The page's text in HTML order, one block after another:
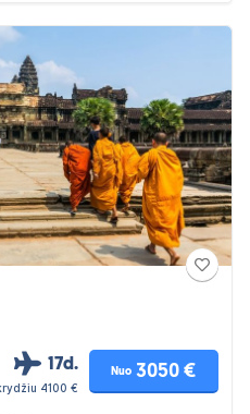
17d.
4100 €
Nuo 3050 €